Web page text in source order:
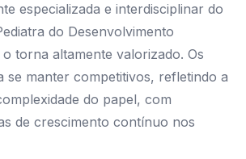
especializada e interdisciplinar do
do Desenvolvimento
torna altamente valorizado. Os
se manter competitivos, refletindo a
do papel, com
de crescimento contínuo nos